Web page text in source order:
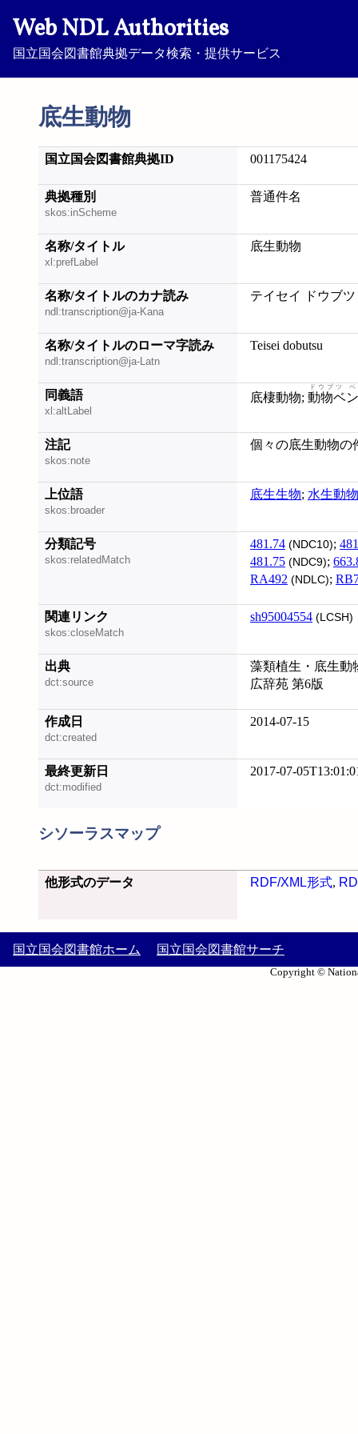
Web NDL Authorities
国立国会図書館典拠データ検索・提供サービス
底生動物
国立国会図書館典拠ID 001175424
典拠種別
skos:inScheme
普通件名
名称/タイトル
xl:prefLabel
底生動物
名称/タイトルのカナ読み
ndl:transcription@ja-Kana
テイセイ ドウブツ
名称/タイトルのローマ字読み
ndl:transcription@ja-Latn
Teisei dobutsu
同義語
xl:altLabel
底棲動物; 動物ベ
ドウブツ
注記
skos:note
個々の底生動物の
上位語
skos:broader
底生生物; 水生動物
分類記号
skos:relatedMatch
481.74 (NDC10);
481.75 (NDC9);
RA492 (NDLC);
関連リンク
skos:closeMatch
sh95004554 (LCSH)
出典
dct:source
藻類植生・底生動
広辞苑 第6版
作成日
dct:created
2014-07-15
最終更新日
dct:modified
2017-07-
シソーラスマップ
他形式のデータ RDF/XML形式,
国立国会図書館ホーム 国立国会図書館サーチ
Copyright ©